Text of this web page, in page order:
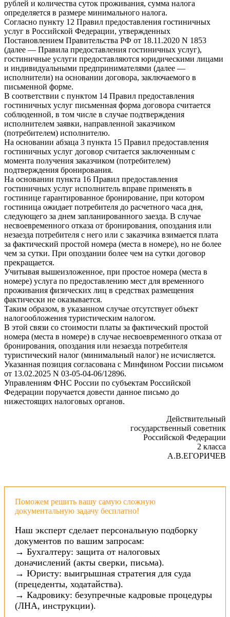
рублей и количества суток проживания, сумма налога
определяется в размере минимального налога.
Согласно пункту 12 Правил предоставления гостиничных
услуг в Российской Федерации, утвержденных
Постановлением Правительства РФ от 18.11.2020 N 1853
(далее — Правила предоставления гостиничных услуг),
гостиничные услуги предоставляются юридическими лицами
и индивидуальными предпринимателями (далее —
исполнители) на основании договора, заключаемого в
письменной форме.
В соответствии с пунктом 14 Правил предоставления
гостиничных услуг письменная форма договора считается
соблюденной, в том числе в случае подтверждения
исполнителем заявки, направленной заказчиком
(потребителем) исполнителю.
На основании абзаца 3 пункта 15 Правил предоставления
гостиничных услуг договор считается заключенным с
момента получения заказчиком (потребителем)
подтверждения бронирования.
На основании пункта 16 Правил предоставления
гостиничных услуг исполнитель вправе применять в
гостинице гарантированное бронирование, при котором
гостиница ожидает потребителя до расчетного часа дня,
следующего за днем запланированного заезда. В случае
несвоевременного отказа от бронирования, опоздания или
незаезда потребителя с него или с заказчика взимается плата
за фактический простой номера (места в номере), но не более
чем за сутки. При опоздании более чем на сутки договор
прекращается.
Учитывая вышеизложенное, при простое номера (места в
номере) услуга по предоставлению мест для временного
проживания физических лиц в средствах размещения
фактически не оказывается.
Таким образом, в указанном случае отсутствует объект
налогообложения туристическим налогом.
В этой связи со стоимости платы за фактический простой
номера (места в номере) в случае несвоевременного отказа от
бронирования, опоздания или незаезда потребителя
туристический налог (минимальный налог) не исчисляется.
Указанная позиция согласована с Минфином России письмом
от 13.02.2025 N 03-05-04-06/12896.
Управлениям ФНС России по субъектам Российской
Федерации поручается довести данное письмо до
нижестоящих налоговых органов.
Действительный
государственный советник
Российской Федерации
2 класса
А.В.ЕГОРИЧЕВ
Поможем решить вашу самую сложную
документальную задачу бесплатно!
Наш эксперт сделает персональную подборку
документов по вашим запросам:
→ Бухгалтеру: защита от налоговых
доначислений (акты сверки, письма).
→ Юристу: выигрышная стратегия для суда
(прецеденты, ходатайства).
→ Кадровику: безупречные кадровые процедуры
(ЛНА, инструкции).